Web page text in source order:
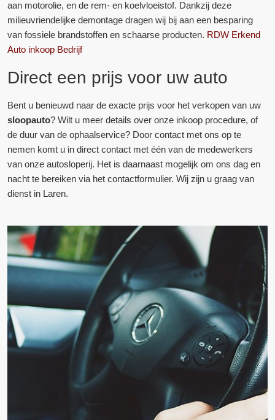
aan motorolie, en de rem- en koelvloeistof. Dankzij deze
milieuvriendelijke demontage dragen wij bij aan een besparing
van fossiele brandstoffen en schaarse producten. RDW Erkend
Auto inkoop Bedrijf
Direct een prijs voor uw auto
Bent u benieuwd naar de exacte prijs voor het verkopen van uw
sloopauto? Wilt u meer details over onze inkoop procedure, of
de duur van de ophaalservice? Door contact met ons op te
nemen komt u in direct contact met één van de medewerkers
van onze autosloperij. Het is daarnaast mogelijk om ons dag en
nacht te bereiken via het contactformulier. Wij zijn u graag van
dienst in Laren.